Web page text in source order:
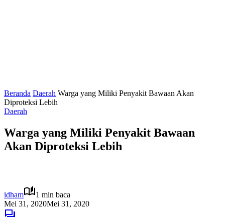
Beranda Daerah Warga yang Miliki Penyakit Bawaan Akan
Diproteksi Lebih
Daerah
Warga yang Miliki Penyakit Bawaan
Akan Diproteksi Lebih
idham
1 min baca
Mei 31, 2020Mei 31, 2020